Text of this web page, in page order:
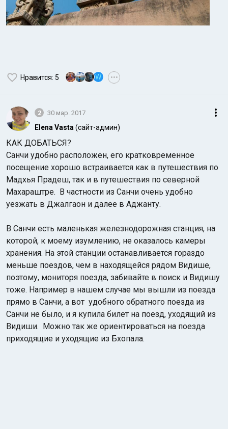
Нравится: 5 W •••
2 30 мар. 2017
Elena Vasta (сайт-админ)
КАК ДОБАТЬСЯ?
Санчи удобно расположен, его кратковременное
посещение хорошо встраивается как в путешествия по
Мадхья Прадеш, так и в путешествия по северной
Махараштре. В частности из Санчи очень удобно
уезжать в Джалгаон и далее в Аджанту.
В Санчи есть маленькая железнодорожная станция, на
которой, к моему изумлению, не оказалось камеры
хранения. На этой станции останавливается гораздо
меньше поездов, чем в находящейся рядом Видише,
поэтому, мониторя поезда, забивайте в поиск и Видишу
тоже. Например в нашем случае мы вышли из поезда
прямо в Санчи, а вот удобного обратного поезда из
Санчи не было, и я купила билет на поезд, уходящий из
Видиши. Можно так же ориентироваться на поезда
приходящие и уходящие из Бхопала.